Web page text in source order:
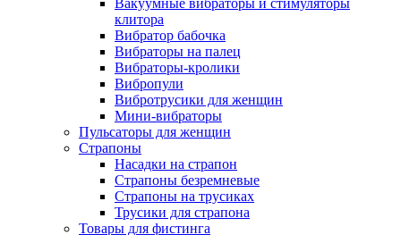
Вакуумные вибраторы и стимуляторы
клитора
Вибратор бабочка
Вибраторы на палец
Вибраторы-кролики
Вибропули
Вибротрусики для женщин
Мини-вибраторы
Пульсаторы для женщин
Страпоны
Насадки на страпон
Страпоны безремневые
Страпоны на трусиках
Трусики для страпона
Товары для фистинга